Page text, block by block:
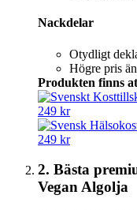
Nackdelar
Otydligt
Högre pris
Produkten finns
249 kr
249 kr
2. Bästa
Vegan Algolja